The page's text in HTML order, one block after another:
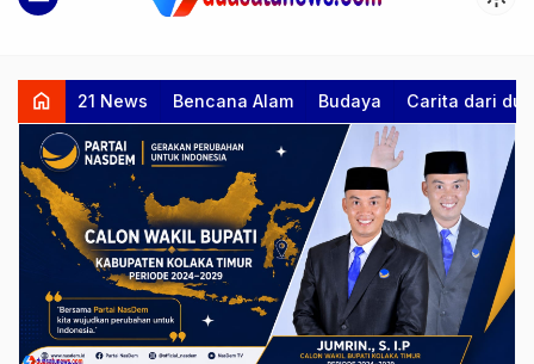
home 21 News Bencana Alam Budaya Carita dari